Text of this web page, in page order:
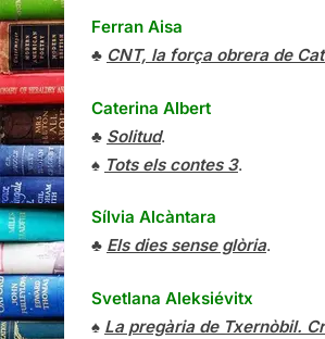
Ferran Aisa
♣ CNT, la força obrera de
Caterina Albert
♣ Solitud.
♠ Tots els contes 3.
Sílvia Alcàntara
♣ Els dies sense glòria.
Svetlana Aleksiévitx
♠ La pregària de Txernòbil.